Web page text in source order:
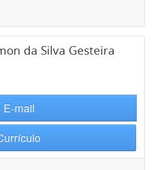
da Silva Gesteira
E-mail